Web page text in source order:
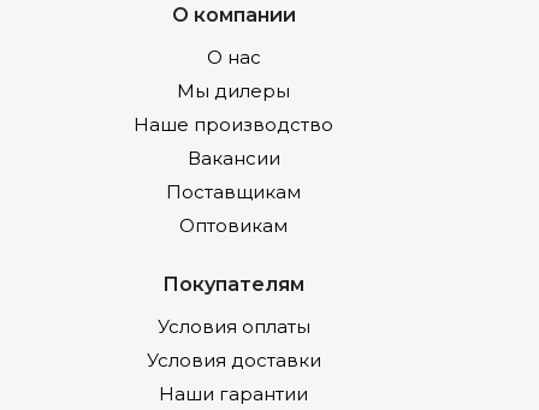
О компании
О нас
Мы дилеры
Наше производство
Вакансии
Поставщикам
Оптовикам
Покупателям
Условия оплаты
Условия доставки
Наши гарантии